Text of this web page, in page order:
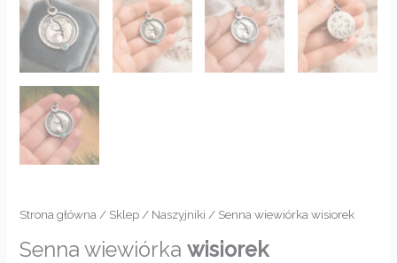
Strona główna/ Sklep/ Naszyjniki / Senna wiewiórka wisiorek
Senna wiewiórkawisiorek